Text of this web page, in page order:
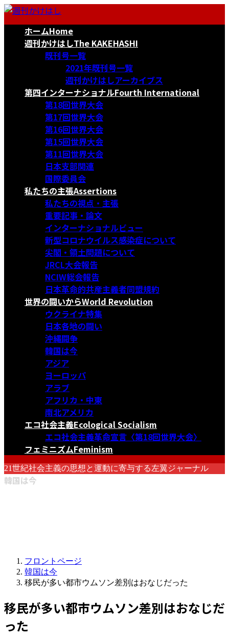
コ
ナ
ホームHome
週刊かけはしThe KAKEHASHI
既刊号一覧
2021年既刊号一覧
週刊かけはしアーカイブス
第四インターナショナルFourth International
第18回世界大会
第17回世界大会
第16回世界大会
第15回世界大会
第11回世界大会
日本支部関連
国際委員会
私たちの主張Assertions
私たちの視点・主張
重要記事・論文
インターナショナルビュー
新型コロナウイルス感染症について
尖閣・領土問題について
JRCL大会報告
NCIW総会報告
日本革命的共産主義者同盟規約
世界の闘いからWorld Revolution
ウクライナ特集
日本各地の闘い
沖縄闘争
韓国は今
アジア
ヨーロッパ
アラブ
アフリカ・中東
南北アメリカ
エコ社会主義Ecological Socialism
エコ社会主義革命宣言〈第18回世界大会〉
フェミニズムFeminism
21世紀社会主義の思想と運動に寄与する左翼ジャーナル
韓国は今
フロントページ
韓国は今
移民が多い都市ウムソン差別はおなじだった
移民が多い都市ウムソン差別はおなじだ
った